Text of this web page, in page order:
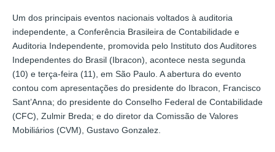
Um dos principais eventos nacionais voltados à auditoria
independente, a Conferência Brasileira de Contabilidade e
Auditoria Independente, promovida pelo Instituto dos Auditores
Independentes do Brasil (Ibracon), acontece nesta segunda
(10) e terça-feira (11), em São Paulo. A abertura do evento
contou com apresentações do presidente do Ibracon, Francisco
Sant’Anna; do presidente do Conselho Federal de Contabilidade
(CFC), Zulmir Breda; e do diretor da Comissão de Valores
Mobiliários (CVM), Gustavo Gonzalez.